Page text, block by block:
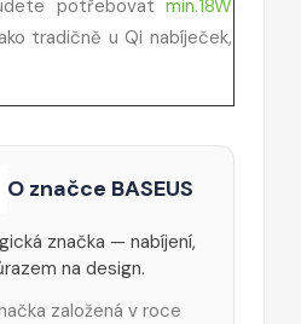
potřebovat min.18W
tradičně u Qi nabíječek,
O značce BASEUS
značka — nabíjení,
na design.
založená v roce